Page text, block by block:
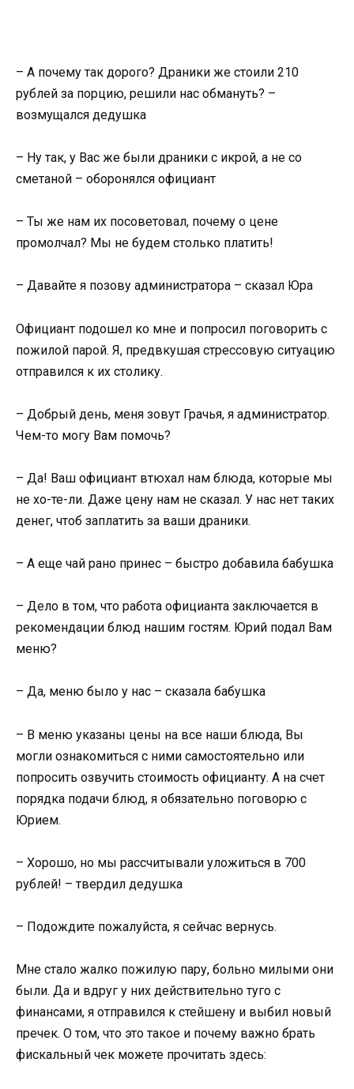
– А почему так дорого? Драники же стоили 210
рублей за порцию, решили нас обмануть? –
возмущался дедушка
– Ну так, у Вас же были драники с икрой, а не со
сметаной – оборонялся официант
– Ты же нам их посоветовал, почему о цене
промолчал? Мы не будем столько платить!
– Давайте я позову администратора – сказал Юра
Официант подошел ко мне и попросил поговорить с
пожилой парой. Я, предвкушая стрессовую ситуацию
отправился к их столику.
– Добрый день, меня зовут Грачья, я администратор.
Чем-то могу Вам помочь?
– Да! Ваш официант втюхал нам блюда, которые мы
не хо-те-ли. Даже цену нам не сказал. У нас нет таких
денег, чтоб заплатить за ваши драники.
– А еще чай рано принес – быстро добавила бабушка
– Дело в том, что работа официанта заключается в
рекомендации блюд нашим гостям. Юрий подал Вам
меню?
– Да, меню было у нас – сказала бабушка
– В меню указаны цены на все наши блюда, Вы
могли ознакомиться с ними самостоятельно или
попросить озвучить стоимость официанту. А на счет
порядка подачи блюд, я обязательно поговорю с
Юрием.
– Хорошо, но мы рассчитывали уложиться в 700
рублей! – твердил дедушка
– Подождите пожалуйста, я сейчас вернусь.
Мне стало жалко пожилую пару, больно милыми они
были. Да и вдруг у них действительно туго с
финансами, я отправился к стейшену и выбил новый
пречек. О том, что это такое и почему важно брать
фискальный чек можете прочитать здесь: